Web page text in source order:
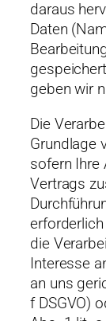
daraus
Daten
geben wir
Die
Grundlage
sofern Ihre
Vertrags
die
Interesse
an uns
f DSGVO)